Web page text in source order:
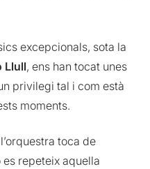
excepcionals, sota la
Llull, ens han tocat unes
privilegi tal i com està
moments.
toca de
repeteix aquella